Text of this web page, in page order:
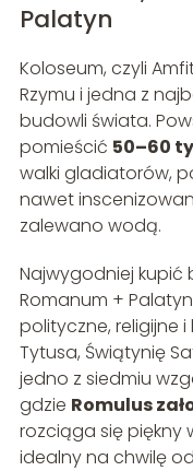
Palatyn
Koloseum, czyli
Rzymu i jedna z
budowli świata.
pomieścić 50–60
walki gladiatorów,
nawet
zalewano wodą.
Najwygodniej kupić
Romanum +
polityczne, religijne
Tytusa, Świątynię
jedno z siedmiu
gdzie Romulus
rozciąga się piękny
idealny na chwilę